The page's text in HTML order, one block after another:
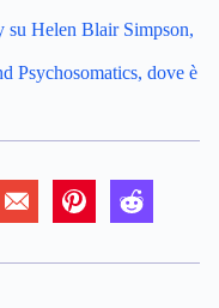
su Helen Blair Simpson,
Psychosomatics, dove è